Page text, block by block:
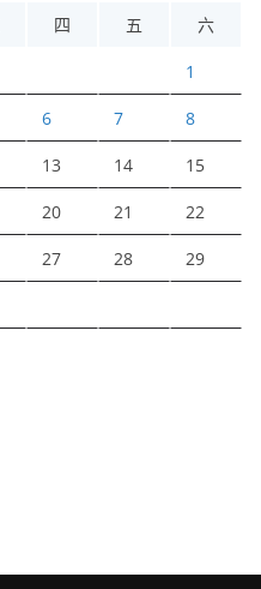
四 五 六
1
6 7 8
13 14 15
20 21 22
27 28 29